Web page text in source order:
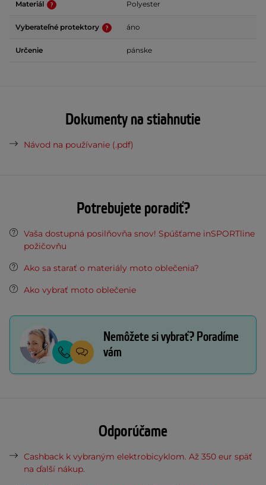
Materiál Polyester
Vyberateľné protektory áno
Určenie pánske
Dokumenty na stiahnutie
Návod na používanie (.pdf)
Potrebujete poradiť?
Vaša dostupná posilňovňa snov! Spúšťame inSPORTline
požičovňu
Ako sa starať o materiály moto oblečenia?
Ako vybrať moto oblečenie
Nemôžete si vybrať? Poradíme
vám
Odporúčame
Cashback k vybraným elektrobicyklom. Až 350 eur späť
na ďalší nákup.